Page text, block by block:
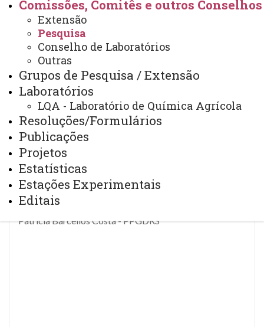
Comissões, Comitês e outros Conselhos
Extensão
Pesquisa
Conselho de Laboratórios
Outras
Grupos de Pesquisa / Extensão
Laboratórios
LQA - Laboratório de Química Agrícola
Resoluções/Formulários
Publicações
Projetos
Estatísticas
Estações Experimentais
Editais
COMISSÃO DE PESQUISA
Portaria nº 021/2025-CCA
Paulo Sérgio Rabello de Oliveira - Presidente
Antonio Torres da Costa - Agronomia
Ériton Lisboa Valente - PPZ
José Barbosa Duarte Júnior - PPGA
Nilton Garcia Marengoni - Zootecnia
Patrícia Barcellos Costa - PPGDRS